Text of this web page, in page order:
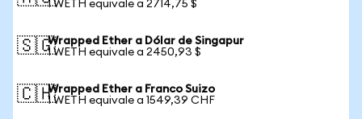
1 WETH equivale a 2714,75 $
🇸🇬Wrapped Ether a Dólar de Singapur
1 WETH equivale a 2450,93 $
🇨🇭Wrapped Ether a Franco Suizo
1 WETH equivale a 1549,39 CHF